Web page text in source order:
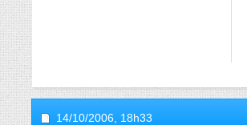
14/10/2006, 18h33